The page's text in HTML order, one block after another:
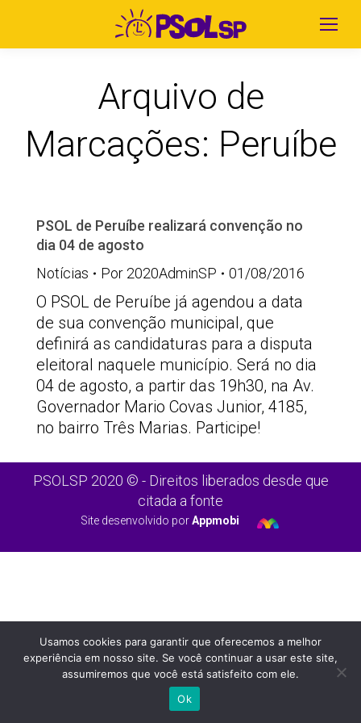
Arquivo de
Marcações: Peruíbe
PSOL de Peruíbe realizará convenção no
dia 04 de agosto
Notícias
Por 2020AdminSP 01/08/2016
O PSOL de Peruíbe já agendou a data
de sua convenção municipal, que
definirá as candidaturas para a disputa
eleitoral naquele município. Será no dia
04 de agosto, a partir das 19h30, na Av.
Governador Mario Covas Junior, 4185,
no bairro Três Marias. Participe!
PSOLSP 2020 © - Direitos liberados desde que
citada a fonte
Site desenvolvido porAppmobi
Usamos cookies para garantir que oferecemos a melhor
experiência em nosso site. Se você continuar a usar este site,
assumiremos que você está satisfeito com ele.
Ok